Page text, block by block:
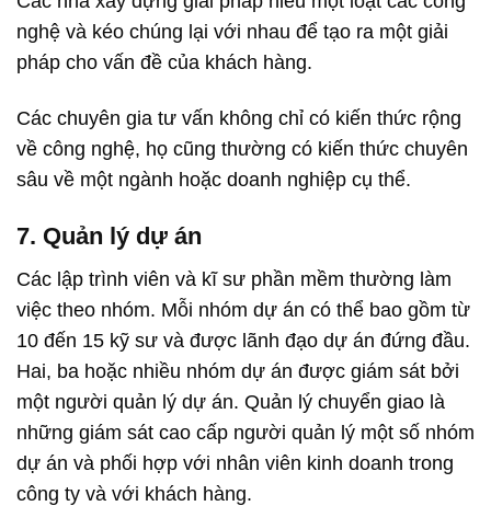
nghệ và kéo chúng lại với nhau để tạo ra một giải
pháp cho vấn đề của khách hàng.
Các chuyên gia tư vấn không chỉ có kiến thức rộng
về công nghệ, họ cũng thường có kiến thức chuyên
sâu về một ngành hoặc doanh nghiệp cụ thể.
7. Quản lý dự án
Các lập trình viên và kĩ sư phần mềm thường làm
việc theo nhóm. Mỗi nhóm dự án có thể bao gồm từ
10 đến 15 kỹ sư và được lãnh đạo dự án đứng đầu.
Hai, ba hoặc nhiều nhóm dự án được giám sát bởi
một người quản lý dự án. Quản lý chuyển giao là
những giám sát cao cấp người quản lý một số nhóm
dự án và phối hợp với nhân viên kinh doanh trong
công ty và với khách hàng.